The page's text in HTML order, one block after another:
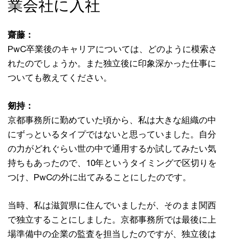
業会社に入社
齋藤：
PwC卒業後のキャリアについては、どのように模索さ
れたのでしょうか。また独立後に印象深かった仕事に
ついても教えてください。
剱持：
京都事務所に勤めていた頃から、私は大きな組織の中
にずっといるタイプではないと思っていました。自分
の力がどれぐらい世の中で通用するか試してみたい気
持ちもあったので、10年というタイミングで区切りを
つけ、PwCの外に出てみることにしたのです。
当時、私は滋賀県に住んでいましたが、そのまま関西
で独立することにしました。京都事務所では最後に上
場準備中の企業の監査を担当したのですが、独立後は